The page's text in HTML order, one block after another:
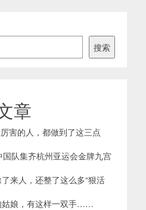
搜索
章
害的人，都做到了这三点
队集齐杭州亚运会金牌九宫
来人，还整了这么多“狠活
姑娘，有这样一双手……